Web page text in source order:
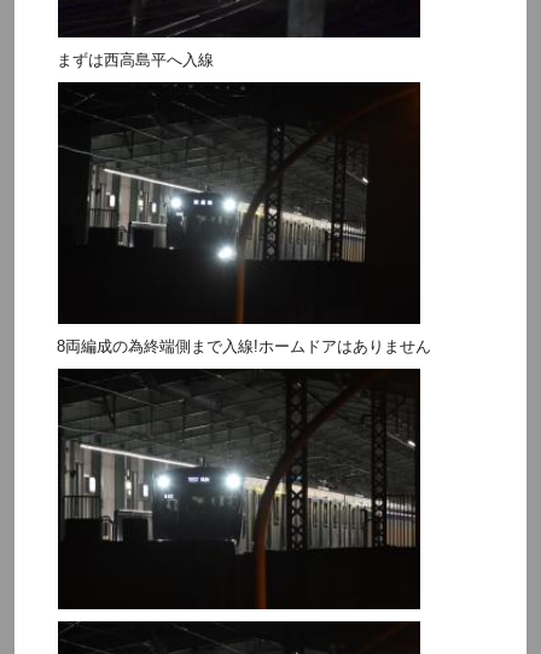
まずは西高島平へ入線
8両編成の為終端側まで入線!ホームドアはありません